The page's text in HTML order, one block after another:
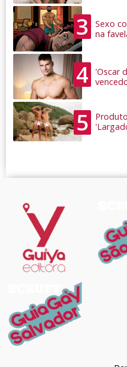
3
Sexo
na
4
'Oscar
5